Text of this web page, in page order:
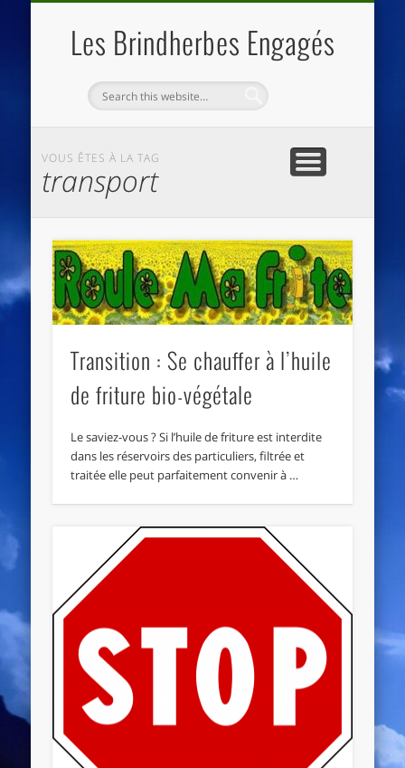
Les Brindherbes Engagés
VOUS ÊTES À LA TAG
transport
Transition : Se chauffer à l’huile
de friture bio-végétale
Le saviez-vous ? Si l’huile de friture est interdite
dans les réservoirs des particuliers, filtrée et
traitée elle peut parfaitement convenir à …